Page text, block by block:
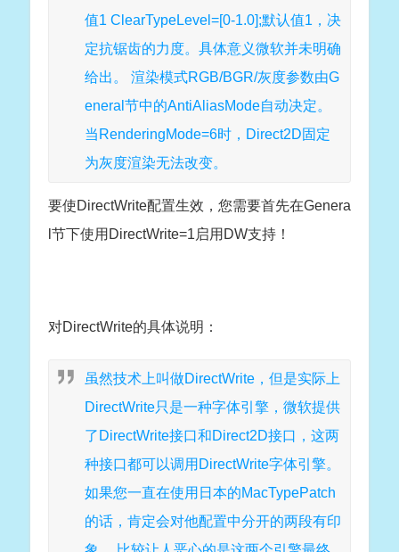
值1 ClearTypeLevel=[0-1.0];默认值1，决
定抗锯齿的力度。具体意义微软并未明确
给出。 渲染模式RGB/BGR/灰度参数由G
eneral节中的AntiAliasMode自动决定。
当RenderingMode=6时，Direct2D固定
为灰度渲染无法改变。
要使DirectWrite配置生效，您需要首先在Genera
l节下使用DirectWrite=1启用DW支持！
对DirectWrite的具体说明：
虽然技术上叫做DirectWrite，但是实际上
DirectWrite只是一种字体引擎，微软提供
了DirectWrite接口和Direct2D接口，这两
种接口都可以调用DirectWrite字体引擎。
如果您一直在使用日本的MacTypePatch
的话，肯定会对他配置中分开的两段有印